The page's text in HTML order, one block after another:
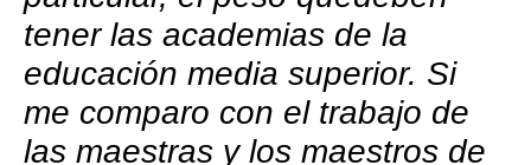
tener las academias de la
educación media superior. Si
me comparo con el trabajo de
las maestras y los maestros de